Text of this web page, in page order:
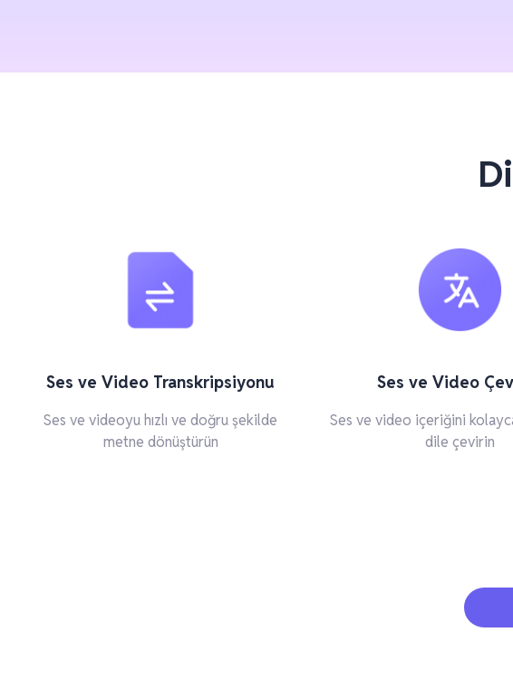
Ses ve Video Transkripsiyonu
Ses ve videoyu hızlı ve doğru şekilde
metne dönüştürün
Ses ve Video
Ses ve video içeriğini
dile çevirin